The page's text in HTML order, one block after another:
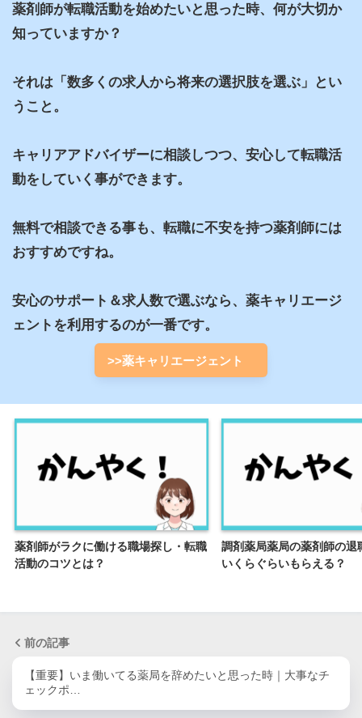
薬剤師が転職活動を始めたいと思った時、何が大切か
知っていますか？
それは「数多くの求人から将来の選択肢を選ぶ」とい
うこと。
キャリアアドバイザーに相談しつつ、安心して転職活
動をしていく事ができます。
無料で相談できる事も、転職に不安を持つ薬剤師には
おすすめですね。
安心のサポート＆求人数で選ぶなら、薬キャリエージ
ェントを利用するのが一番です。
>>薬キャリエージェント
薬剤師がラクに働ける職場探し・転職
活動のコツとは？
調剤薬局薬局の薬剤師の退
いくらぐらいもらえる？
前の記事
【重要】いま働いてる薬局を辞めたいと思った時｜大事なチ
ェックポ…